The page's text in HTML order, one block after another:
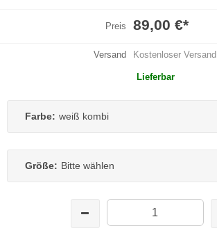
Preis 89,00 €*
Versand Kostenloser Versand
Lieferbar
Farbe: weiß kombi
Größe: Bitte wählen